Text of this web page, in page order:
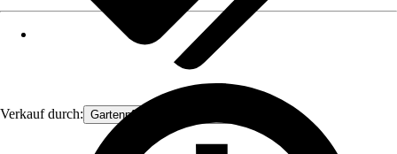
Verkauf durch: Gartenpflanzen Ammerland